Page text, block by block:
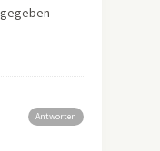
Antworten